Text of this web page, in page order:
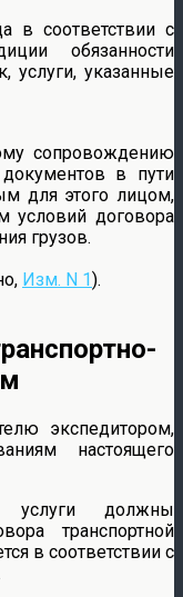
в соответствии с
обязанности
услуги, указанные
сопровождению
в пути
для этого лицом,
условий договора
грузов.
Изм. N 1).
экспедитором,
настоящего
услуги должны
транспортной
в соответствии с